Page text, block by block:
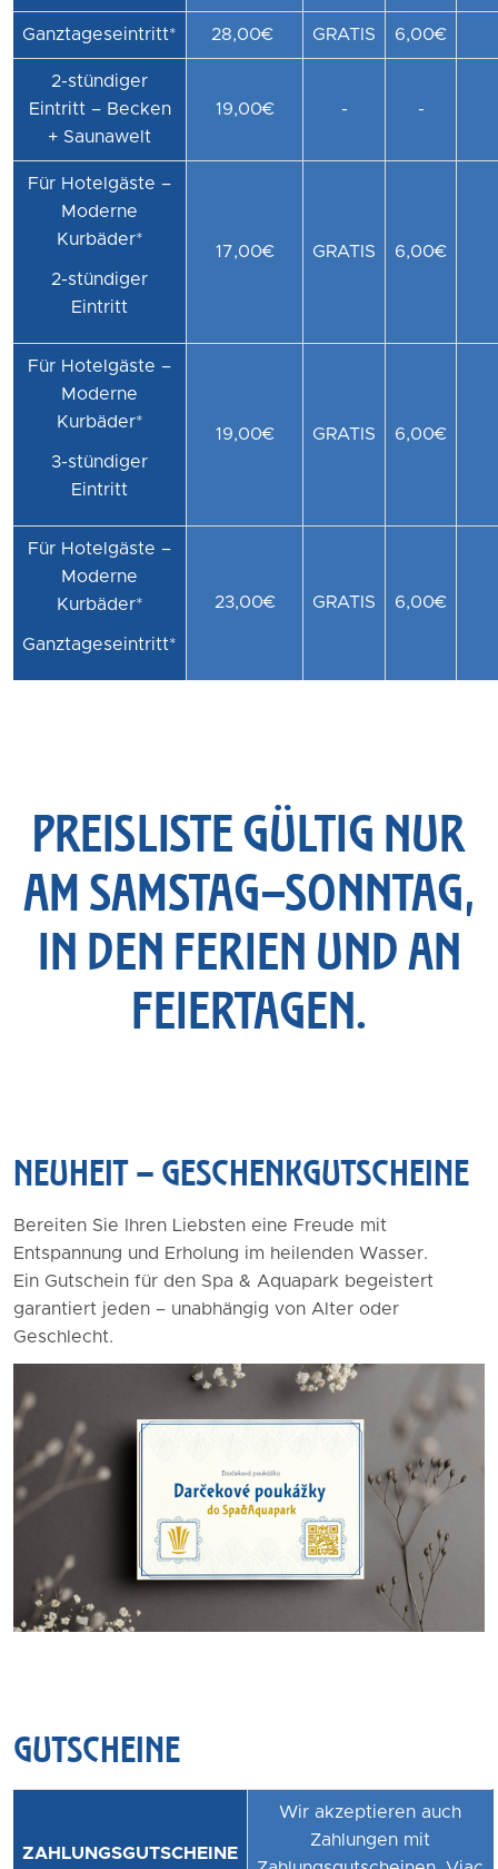
Ganztageseintritt* 28,00€ GRATIS 6,00€
2-stündiger
Eintritt – Becken
+ Saunawelt
19,00€ - -
Für Hotelgäste –
Moderne
Kurbäder*
2-stündiger
Eintritt
17,00€ GRATIS 6,00€
Für Hotelgäste –
Moderne
Kurbäder*
3-stündiger
Eintritt
19,00€ GRATIS 6,00€
Für Hotelgäste –
Moderne
Kurbäder*
Ganztageseintritt*
23,00€ GRATIS 6,00€
PREISLISTE GÜLTIG NUR
AM SAMSTAG–SONNTAG,
IN DEN FERIEN UND AN
FEIERTAGEN.
NEUHEIT – GESCHENKGUTSCHEINE
Bereiten Sie Ihren Liebsten eine Freude mit
Entspannung und Erholung im heilenden Wasser.
Ein Gutschein für den Spa & Aquapark begeistert
garantiert jeden – unabhängig von Alter oder
Geschlecht.
GUTSCHEINE
ZAHLUNGSGUTSCHEINE
Wir akzeptieren auch
Zahlungen mit